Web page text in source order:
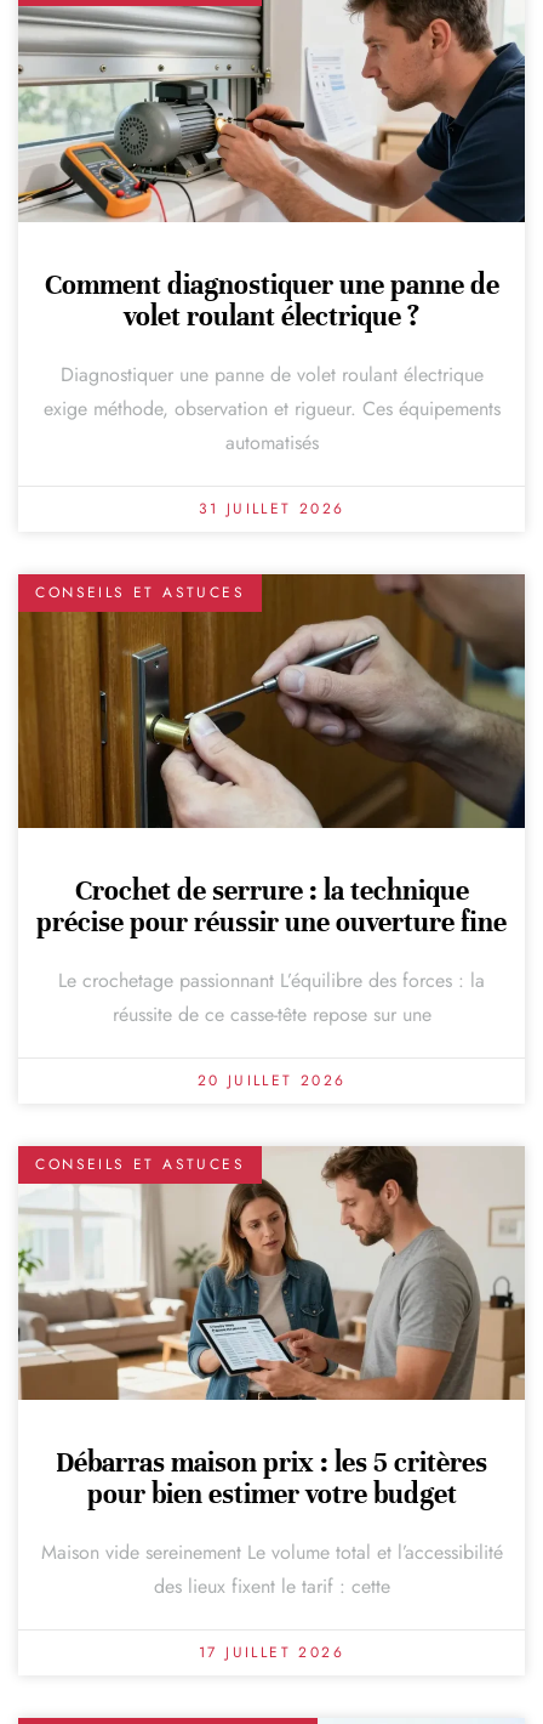
Comment diagnostiquer une panne de
volet roulant électrique ?
Diagnostiquer une panne de volet roulant électrique
exige méthode, observation et rigueur. Ces équipements
automatisés
31 JUILLET 2026
CONSEILS ET ASTUCES
Crochet de serrure : la technique
précise pour réussir une ouverture fine
Le crochetage passionnant L’équilibre des forces : la
réussite de ce casse-tête repose sur une
20 JUILLET 2026
CONSEILS ET ASTUCES
Débarras maison prix : les 5 critères
pour bien estimer votre budget
Maison vide sereinement Le volume total et l’accessibilité
des lieux fixent le tarif : cette
17 JUILLET 2026